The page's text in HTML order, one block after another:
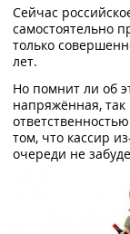
Сейчас
самостоятельно
только
лет.
Но помнит ли об
напряжённая, так
том, что кассир
очереди не